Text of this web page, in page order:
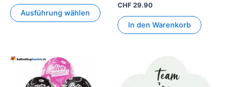
Ausführung wählen
CHF29.90
In den Warenkorb